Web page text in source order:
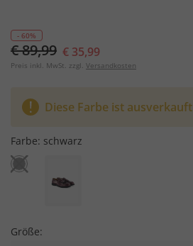
- 60%
€ 89,99 € 35,99
Preis inkl. MwSt. zzgl. Versandkosten
Diese Farbe ist ausverkauft
Farbe: schwarz
Größe: